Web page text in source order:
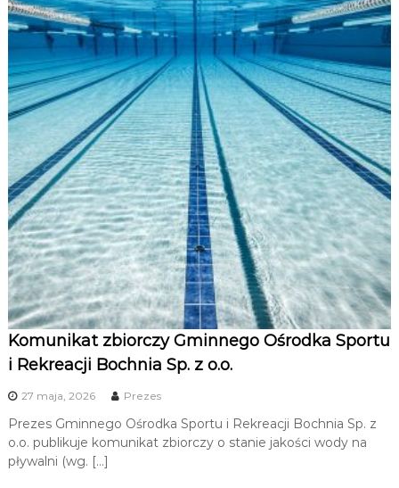
Komunikat zbiorczy Gminnego Ośrodka Sportu
i Rekreacji Bochnia Sp. z o.o.
27 maja, 2026 Prezes
Prezes Gminnego Ośrodka Sportu i Rekreacji Bochnia Sp. z
o.o. publikuje komunikat zbiorczy o stanie jakości wody na
pływalni (wg. […]